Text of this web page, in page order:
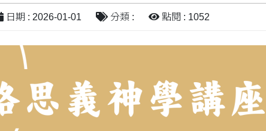
日期 : 2026-01-01 分類 : 點閱 : 1052